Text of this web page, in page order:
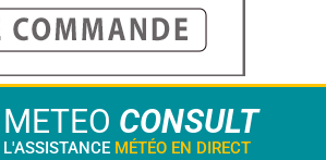
METEO CONSULT
L'ASSISTANCE MÉTÉO EN DIRECT